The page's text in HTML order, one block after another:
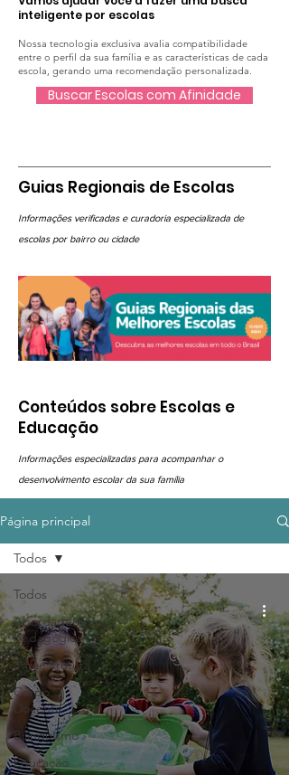
inteligente por escolas
Nossa tecnologia exclusiva avalia compatibilidade
entre o perfil da sua família e as características de cada
escola, gerando uma recomendação personalizada.
Buscar Escolas com Afinidade
Guias Regionais de Escolas
Informações verificadas e curadoria especializada de
escolas por bairro ou cidade
Conteúdos sobre Escolas e
Educação
Informações especializadas para acompanhar o
desenvolvimento escolar da sua família
Página principal
Todos
Abordagem
pedagógica
Infraestrutura
Corpo
Docente
Bilinguismo
Educação
Todos